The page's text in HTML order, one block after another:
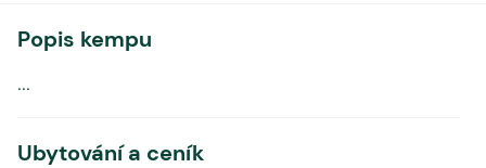
Popis kempu
...
Ubytování a ceník